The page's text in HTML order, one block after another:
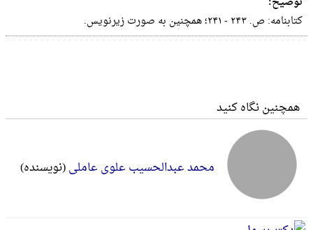
کتابنامه‌: ص‌. ۲۴۳ - ۲۴۱؛ همچنین‌ به‌ صورت‌ زیرنویس‌.
همچنین نگاه کنید
محمد عبدالحسیب علوی عاملی(نویسنده)